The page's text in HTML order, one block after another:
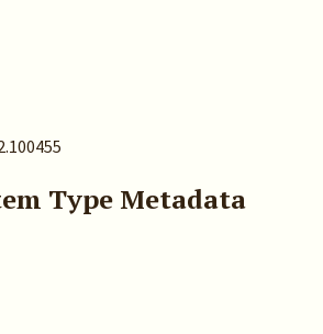
Type Metadata